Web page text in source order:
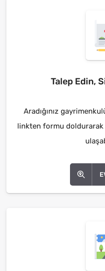
Talep Edin,
Aradığınız
linkten formu doldurarak